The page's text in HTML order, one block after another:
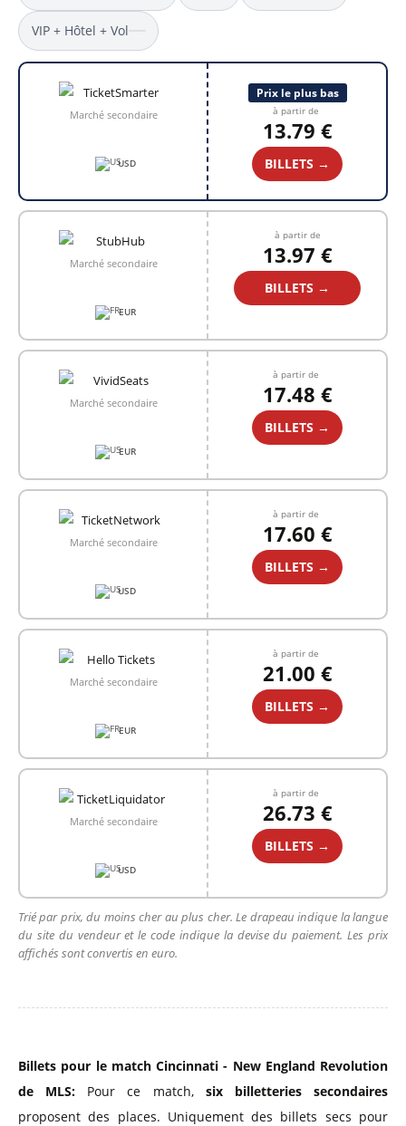
VIP + Hôtel + Vol
Marché secondaire
USD
Prix le plus bas
à partir de
13.79 €
BILLETS →
Marché secondaire
EUR
à partir de
13.97 €
BILLETS →
Marché secondaire
EUR
à partir de
17.48 €
BILLETS →
Marché secondaire
USD
à partir de
17.60 €
BILLETS →
Marché secondaire
EUR
à partir de
21.00 €
BILLETS →
Marché secondaire
USD
à partir de
26.73 €
BILLETS →
Trié par prix, du moins cher au plus cher. Le drapeau indique la langue
du site du vendeur et le code indique la devise du paiement. Les prix
affichés sont convertis en euro.
Billets pour le match Cincinnati - New England Revolution
de MLS: Pour ce match, six billetteries secondaires
proposent des places. Uniquement des billets secs pour